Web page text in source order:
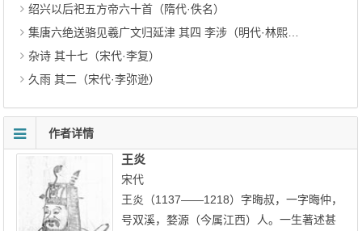
绍兴以后祀五方帝六十首（隋代·佚名）
集唐六绝送骆见羲广文归延津 其四 李涉（明代·林熙春）
杂诗 其十七（宋代·李复）
久雨 其二（宋代·李弥逊）
作者详情
王炎
宋代
王炎（1137——1218）字晦叔，一字晦仲，
号双溪，婺源（今属江西）人。一生著述甚